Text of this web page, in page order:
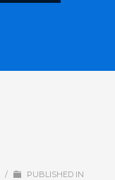
/
PUBLISHED IN